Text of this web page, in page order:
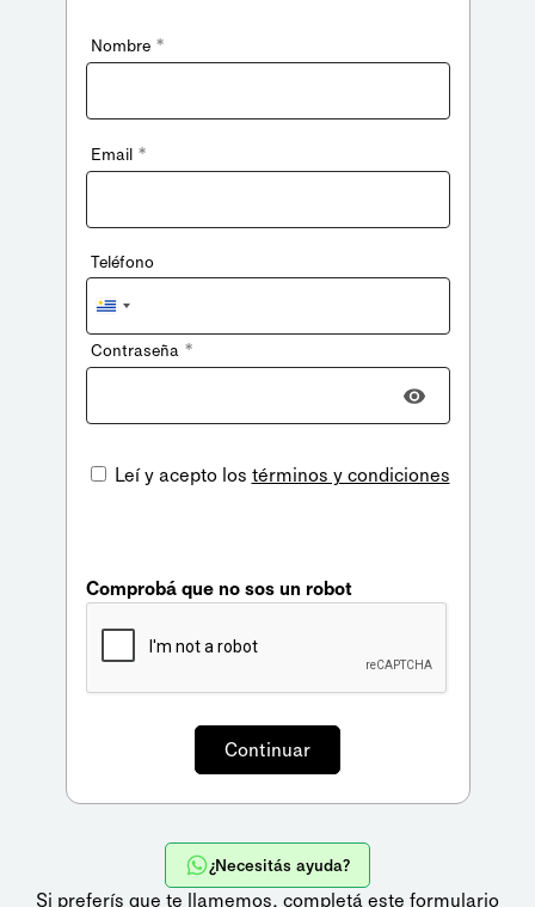
Nombre *
Email *
Teléfono
Uruguay
+598
Contraseña *
Leí y acepto los términos y condiciones
Comprobá que no sos un robot
¿Necesitás ayuda?
Si preferís que te llamemos, completá este formulario